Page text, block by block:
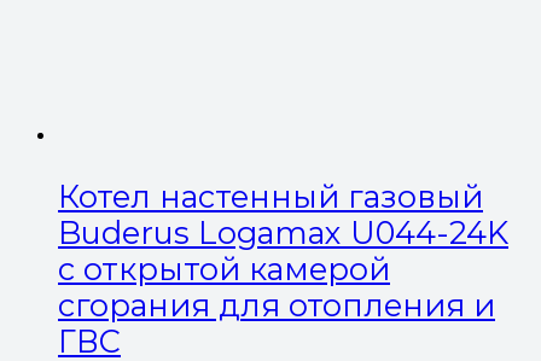
Котел настенный газовый
Buderus Logamax U044-24K
с открытой камерой
сгорания для отопления и
ГВС